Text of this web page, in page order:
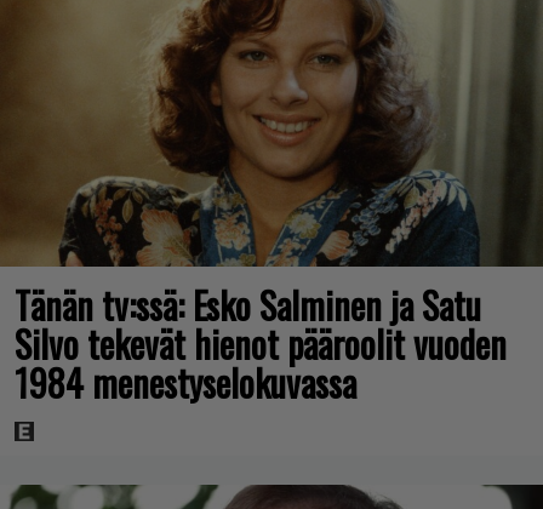
Tänän tv:ssä: Esko Salminen ja Satu
Silvo tekevät hienot pääroolit vuoden
1984 menestyselokuvassa